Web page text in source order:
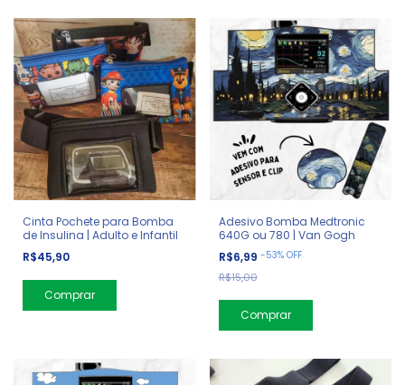
Cinta Pochete para Bomba
de Insulina | Adulto e Infantil
R$45,90
Comprar
Adesivo Bomba Medtronic
640G ou 780 | Van Gogh
R$6,99 -53% OFF
R$15,00